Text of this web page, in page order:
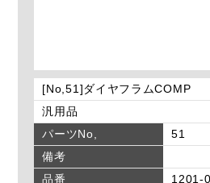
[No,51]ダイヤフラムCOMP
汎用品
パーツNo,
51
備考
品番
1201-